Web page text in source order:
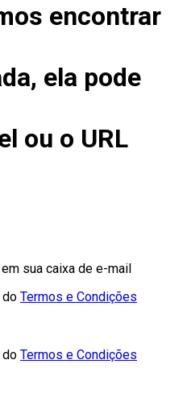
encontrar
ela pode
ou o URL
sua caixa de e-mail
do Termos e Condições
do Termos e Condições